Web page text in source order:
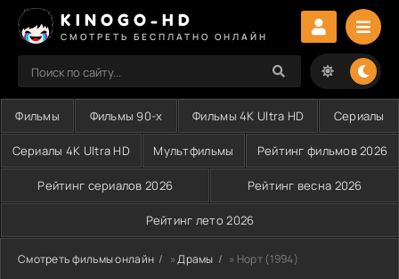
KINOGO-HD
СМОТРЕТЬ БЕСПЛАТНО ОНЛАЙН
Фильмы Фильмы 90-х Фильмы 4K Ultra HD Сериалы
Сериалы 4K Ultra HD Мультфильмы Рейтинг фильмов 2026
Рейтинг сериалов 2026 Рейтинг весна 2026
Рейтинг лето 2026
Смотреть фильмы онлайн »Драмы » Норт (1994)